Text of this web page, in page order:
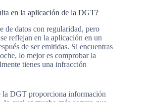
en la aplicación de la DGT?
de datos con regularidad, pero
reflejan en la aplicación en un
de ser emitidas. Si encuentras
lo mejor es comprobar la
tienes una infracción
la DGT proporciona información